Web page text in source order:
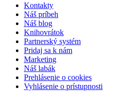
Kontakty
Náš príbeh
Náš blog
Knihovrátok
Partnerský systém
Pridaj sa k nám
Marketing
Náš labák
Prehlásenie o cookies
Vyhlásenie o prístupnosti